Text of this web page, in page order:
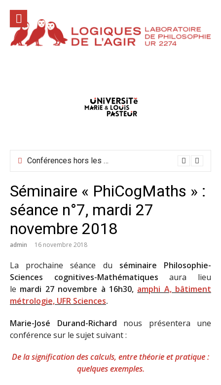
contenu
Conférences hors les murs mai-juin-juillet 2026
Séminaire « PhiCogMaths » :
séance n°7, mardi 27
novembre 2018
admin 16 novembre 2018
La prochaine séance du séminaire Philosophie-
Sciences cognitives-Mathématiques aura lieu
le mardi 27 novembre à 16h30, amphi A, bâtiment
métrologie, UFR Sciences.
Marie-José Durand-Richard nous présentera une
conférence sur le sujet suivant :
De la signification des calculs, entre théorie et pratique :
quelques exemples.